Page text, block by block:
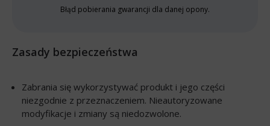
Błąd pobierania gwarancji dla danej opony.
Zasady bezpieczeństwa
Zabrania się wykorzystywać produkt i jego części
niezgodnie z przeznaczeniem. Nieautoryzowane
modyfikacje i zmiany są niedozwolone.